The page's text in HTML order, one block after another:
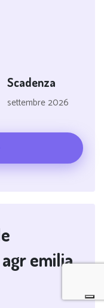
Scadenza
settembre 2026
emilia